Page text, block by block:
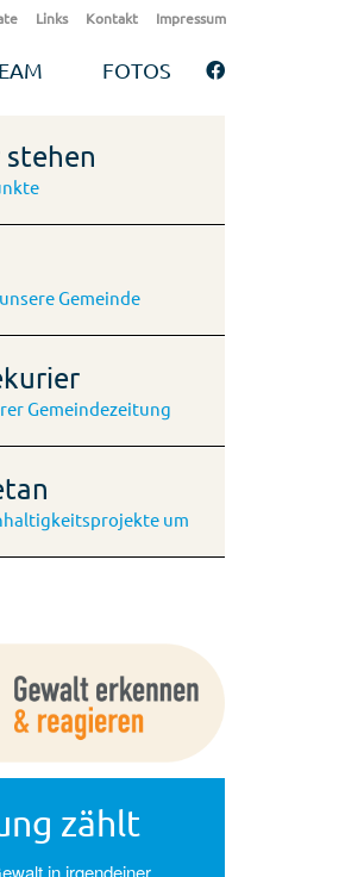
Links Kontakt Impressum
FOTOS
Gemeinde
Gemeindezeitung
um
zählt
in irgendeiner